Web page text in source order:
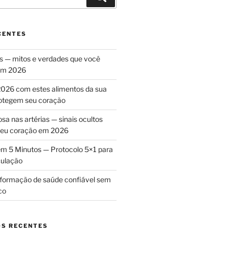
— mitos e verdades que você
2026
com estes alimentos da sua
seu coração
nas artérias — sinais ocultos
coração em 2026
5 Minutos — Protocolo 5×1 para
de saúde confiável sem
RECENTES